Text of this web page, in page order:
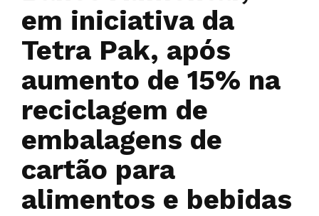
em iniciativa da
Tetra Pak, após
aumento de 15% na
reciclagem de
embalagens de
cartão para
alimentos e bebidas